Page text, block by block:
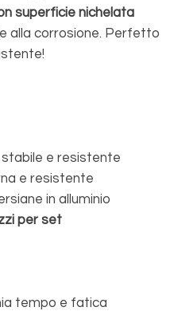
superficie nichelata
alla corrosione. Perfetto
e resistente
e resistente
in alluminio
per set
tempo e fatica